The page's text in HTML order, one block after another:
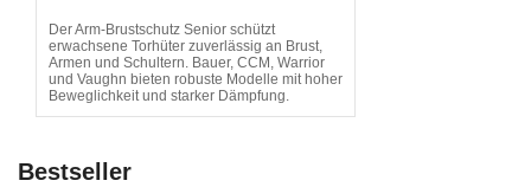
Der Arm-Brustschutz Senior schützt
erwachsene Torhüter zuverlässig an Brust,
Armen und Schultern. Bauer, CCM, Warrior
und Vaughn bieten robuste Modelle mit hoher
Beweglichkeit und starker Dämpfung.
Bestseller